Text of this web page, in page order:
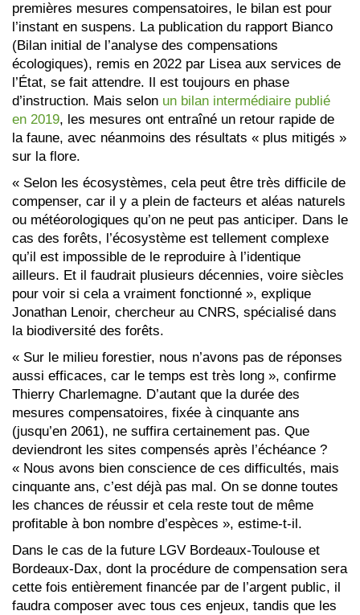
premières mesures compensatoires, le bilan est pour
l’instant en suspens. La publication du rapport Bianco
(Bilan initial de l’analyse des compensations
écologiques), remis en 2022 par Lisea aux services de
l’État, se fait attendre. Il est toujours en phase
d’instruction. Mais selon un bilan intermédiaire publié
en 2019, les mesures ont entraîné un retour rapide de
la faune, avec néanmoins des résultats « plus mitigés »
sur la flore.
« Selon les écosystèmes, cela peut être très difficile de
compenser, car il y a plein de facteurs et aléas naturels
ou météorologiques qu’on ne peut pas anticiper. Dans le
cas des forêts, l’écosystème est tellement complexe
qu’il est impossible de le reproduire à l’identique
ailleurs. Et il faudrait plusieurs décennies, voire siècles
pour voir si cela a vraiment fonctionné », explique
Jonathan Lenoir, chercheur au CNRS, spécialisé dans
la biodiversité des forêts.
« Sur le milieu forestier, nous n’avons pas de réponses
aussi efficaces, car le temps est très long », confirme
Thierry Charlemagne. D’autant que la durée des
mesures compensatoires, fixée à cinquante ans
(jusqu’en 2061), ne suffira certainement pas. Que
deviendront les sites compensés après l’échéance ?
« Nous avons bien conscience de ces difficultés, mais
cinquante ans, c’est déjà pas mal. On se donne toutes
les chances de réussir et cela reste tout de même
profitable à bon nombre d’espèces », estime-t-il.
Dans le cas de la future LGV Bordeaux-Toulouse et
Bordeaux-Dax, dont la procédure de compensation sera
cette fois entièrement financée par de l’argent public, il
faudra composer avec tous ces enjeux, tandis que les